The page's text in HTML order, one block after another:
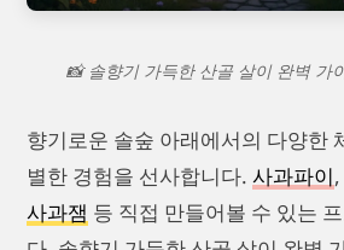
📸 솔향기 가득한 산골 살이 완벽 가
향기로운 솔숲 아래에서의 다양한
별한 경험을 선사합니다. 사과파이,
사과잼 등 직접 만들어볼 수 있는